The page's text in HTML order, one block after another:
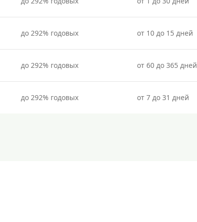
до 292% годовых от 10 до 15 дней
до 292% годовых от 60 до 365 дней
до 292% годовых от 7 до 31 дней